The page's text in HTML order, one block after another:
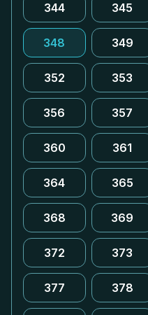
344 345
348 349
352 353
356 357
360 361
364 365
368 369
372 373
377 378